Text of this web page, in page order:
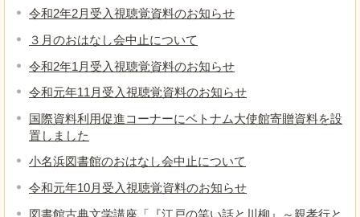
令和2年2月受入視聴覚資料のお知らせ
３月のおはなし会中止について
令和2年1月受入視聴覚資料のお知らせ
令和元年11月受入視聴覚資料のお知らせ
国際資料利用促進コーナーにベトナム大使館寄贈資料を設
置しました
小名浜図書館のおはなし会中止について
令和元年10月受入視聴覚資料のお知らせ
図書館古典文学講座「『江戸の笑い話と川柳』～親孝行と